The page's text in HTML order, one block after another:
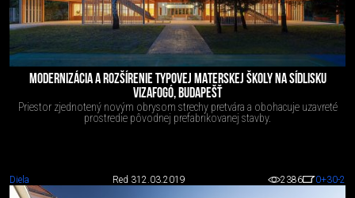
MODERNIZÁCIA A ROZŠÍRENIE TYPOVEJ MATERSKEJ ŠKOLY NA SÍDLISKU
VIZAFOGÓ, BUDAPEŠŤ
Priestor zjednotený novým obrysom strechy pretvára a obohacuje uzavreté
prostredie pôvodnej prefabrikovanej stavby.
Diela Red 312.03.2019 2386 0+30-2